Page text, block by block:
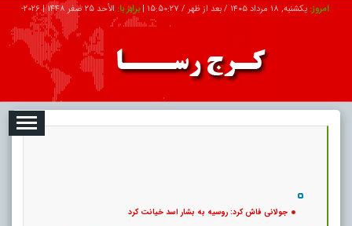
امروز: یکشنبه, ۱۸ مرداد ۱۴۰۵ / بعد از ظهر / 15:50:28
|برابر با: الأحد 25 صفر 1448 |
2026-
تبلیغات درباره ما ارتباط با ما
جولانی فاش کرد: روسیه به بشار اسد خیانت کرد